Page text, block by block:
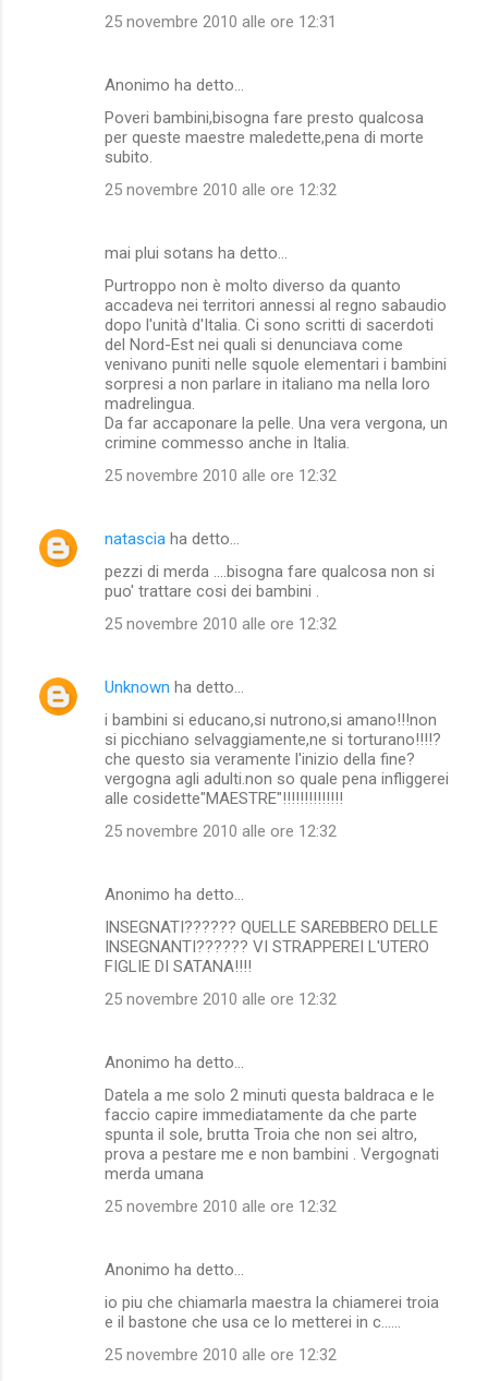
25 novembre 2010 alle ore 12:31
Anonimo ha detto…
Poveri bambini,bisogna fare presto qualcosa
per queste maestre maledette,pena di morte
subito.
25 novembre 2010 alle ore 12:32
mai plui sotans ha detto…
Purtroppo non è molto diverso da quanto
accadeva nei territori annessi al regno sabaudio
dopo l'unità d'Italia. Ci sono scritti di sacerdoti
del Nord-Est nei quali si denunciava come
venivano puniti nelle squole elementari i bambini
sorpresi a non parlare in italiano ma nella loro
madrelingua.
Da far accaponare la pelle. Una vera vergona, un
crimine commesso anche in Italia.
25 novembre 2010 alle ore 12:32
natascia ha detto…
pezzi di merda ....bisogna fare qualcosa non si
puo' trattare cosi dei bambini .
25 novembre 2010 alle ore 12:32
Unknown ha detto…
i bambini si educano,si nutrono,si amano!!!non
si picchiano selvaggiamente,ne si torturano!!!!?
che questo sia veramente l'inizio della fine?
vergogna agli adulti.non so quale pena infliggerei
alle cosidette"MAESTRE"!!!!!!!!!!!!!!
25 novembre 2010 alle ore 12:32
Anonimo ha detto…
INSEGNATI?????? QUELLE SAREBBERO DELLE
INSEGNANTI?????? VI STRAPPEREI L'UTERO
FIGLIE DI SATANA!!!!
25 novembre 2010 alle ore 12:32
Anonimo ha detto…
Datela a me solo 2 minuti questa baldraca e le
faccio capire immediatamente da che parte
spunta il sole, brutta Troia che non sei altro,
prova a pestare me e non bambini . Vergognati
merda umana
25 novembre 2010 alle ore 12:32
Anonimo ha detto…
io piu che chiamarla maestra la chiamerei troia
e il bastone che usa ce lo metterei in c......
25 novembre 2010 alle ore 12:32